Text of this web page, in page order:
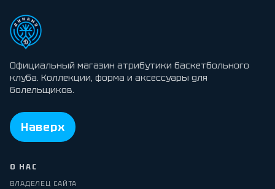
Официальный магазин атрибутики баскетбольного
клуба. Коллекции, форма и аксессуары для
болельщиков.
Наверх
О НАС
ВЛАДЕЛЕЦ САЙТА